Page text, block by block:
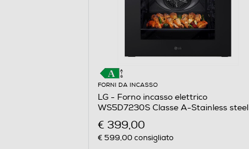
FORNI DA INCASSO
LG - Forno incasso elettrico
WS5D7230S Classe A-Stainless steel
€ 399,00
€ 599,00consigliato